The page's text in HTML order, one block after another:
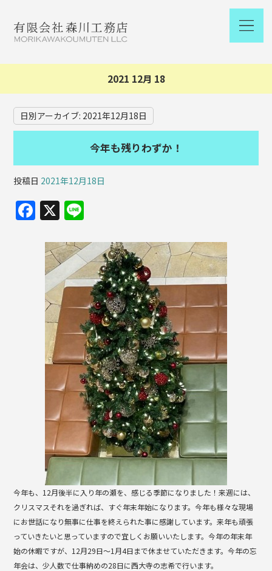
2021 12月 18
日別アーカイブ: 2021年12月18日
今年も残りわずか！
投稿日 2021年12月18日
F
a
c
e
b
o
o
X
e
今年も、12月後半に入り年の瀬を、感じる季節になりました！来週には、
クリスマスそれを過ぎれば、すぐ年末年始になります。今年も様々な現場
にお世話になり無事に仕事を終えられた事に感謝しています。来年も頑張
っていきたいと思っていますので宜しくお願いいたします。今年の年末年
始の休暇ですが、12月29日〜1月4日まで休ませていただきます。今年の忘
年会は、少人数で仕事納めの28日に西大寺の志希で行います。